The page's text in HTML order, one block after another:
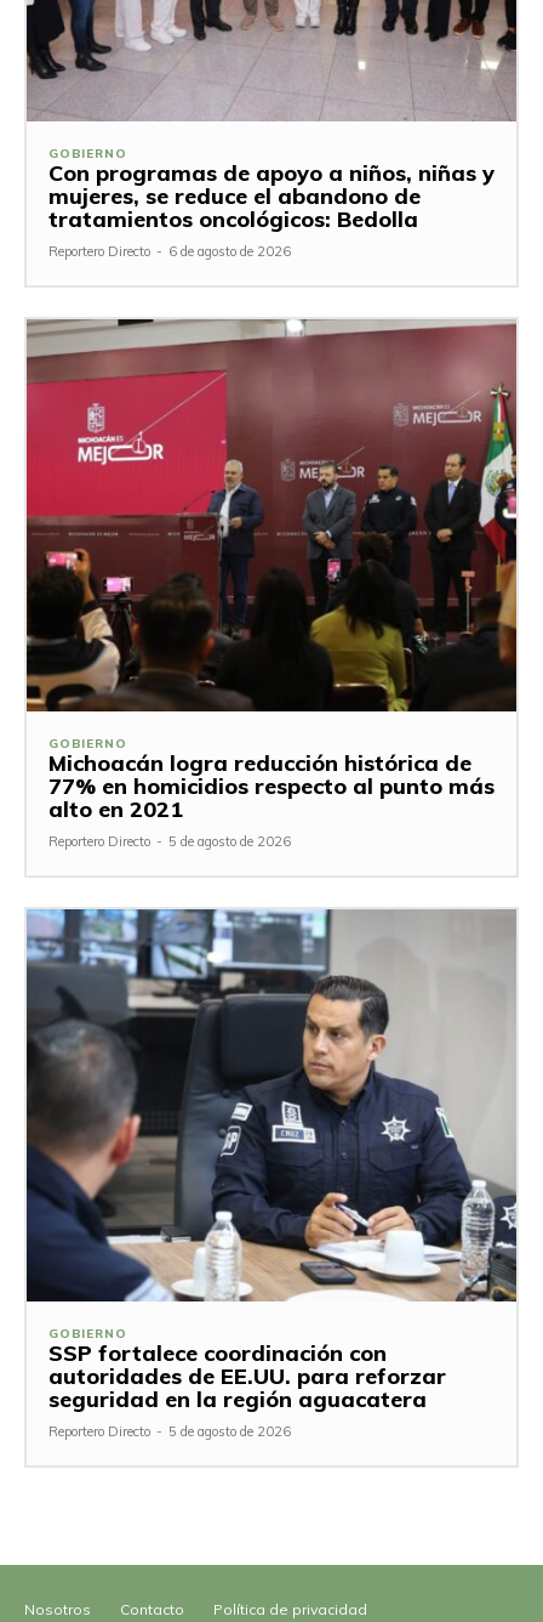
GOBIERNO
Con programas de apoyo a niños, niñas y
mujeres, se reduce el abandono de
tratamientos oncológicos: Bedolla
Reportero Directo - 6 de agosto de 2026
GOBIERNO
Michoacán logra reducción histórica de
77% en homicidios respecto al punto más
alto en 2021
Reportero Directo - 5 de agosto de 2026
GOBIERNO
SSP fortalece coordinación con
autoridades de EE.UU. para reforzar
seguridad en la región aguacatera
Reportero Directo - 5 de agosto de 2026
Nosotros Contacto Política de privacidad